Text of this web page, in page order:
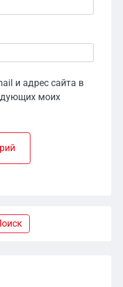
и адрес сайта в
моих